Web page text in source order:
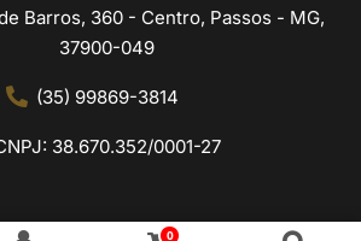
Barros, 360 - Centro, Passos - MG,
37900-049
(35) 99869-3814
38.670.352/0001-27
0